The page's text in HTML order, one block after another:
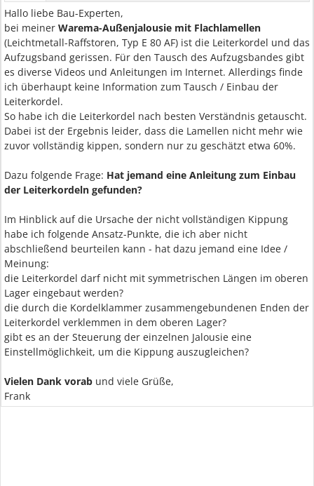
Hallo liebe Bau-Experten,
bei meiner Warema-Außenjalousie mit Flachlamellen
(Leichtmetall-Raffstoren, Typ E 80 AF) ist die Leiterkordel und das
Aufzugsband gerissen. Für den Tausch des Aufzugsbandes gibt
es diverse Videos und Anleitungen im Internet. Allerdings finde
ich überhaupt keine Information zum Tausch / Einbau der
Leiterkordel.
So habe ich die Leiterkordel nach besten Verständnis getauscht.
Dabei ist der Ergebnis leider, dass die Lamellen nicht mehr wie
zuvor vollständig kippen, sondern nur zu geschätzt etwa 60%.
Dazu folgende Frage: Hat jemand eine Anleitung zum Einbau
der Leiterkordeln gefunden?
Im Hinblick auf die Ursache der nicht vollständigen Kippung
habe ich folgende Ansatz-Punkte, die ich aber nicht
abschließend beurteilen kann - hat dazu jemand eine Idee /
Meinung:
die Leiterkordel darf nicht mit symmetrischen Längen im oberen
Lager eingebaut werden?
die durch die Kordelklammer zusammengebundenen Enden der
Leiterkordel verklemmen in dem oberen Lager?
gibt es an der Steuerung der einzelnen Jalousie eine
Einstellmöglichkeit, um die Kippung auszugleichen?
Vielen Dank vorab und viele Grüße,
Frank